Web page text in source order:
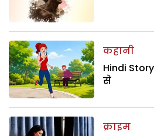
कहानी
Hindi
से
क्राइम